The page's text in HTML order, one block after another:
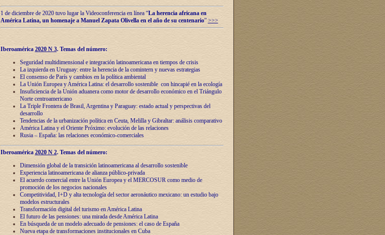
1 de diciembre de 2020 tuvo lugar la Videoconferencia en línea “La herencia africana en
América Latina, un homenaje a Manuel Zapata Olivella en el año de su centenario” >>>
Iberoamérica 2020 N 3.Temas del número:
Seguridad multidimensional e integración latinoamericana en tiempos de crisis
La izquierda en Uruguay: entre la herencia de lа comintern y nuevas estrategias
El consenso de París y cambios en la política ambiental
La Unión Europea y América Latina: el desarrollo sostenible con hincapié en la ecología
Insuficiencia de la Unión aduanera como motor de desarrollo económico en el Triángulo
Norte centroamericano
La Triple Frontera de Brasil, Argentina y Paraguay: estado actual y perspectivas del
desarrollo
Tendencias de la urbanización política en Ceuta, Melilla y Gibraltar: análisis comparativo
América Latina y el Oriente Próximo: evolución de las relaciones
Rusia – España: las relaciones económico-comerciales
Iberoamérica 2020 N 2.Temas del número:
Dimensión global de la transición latinoamericana al desarrollo sostenible
Experiencia latinoamericana de alianza público-privada
El acuerdo comercial entre la Unión Europea y el MERCOSUR como medio de
promoción de los negocios nacionales
Competitividad, I+D y alta tecnología del sector aeronáutico mexicano: un estudio bajo
modelos estructurales
Transformación digital del turismo en América Latina
El futuro de las pensiones: una mirada desde América Latina
En búsqueda de un modelo adecuado de pensiones: el caso de España
Nueva etapa de transformaciones institucionales en Cuba